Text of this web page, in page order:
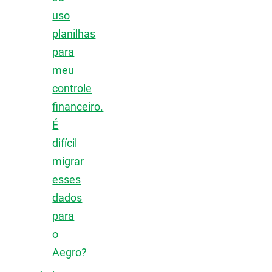
uso
planilhas
para
meu
controle
financeiro.
É
difícil
migrar
esses
dados
para
o
Aegro?